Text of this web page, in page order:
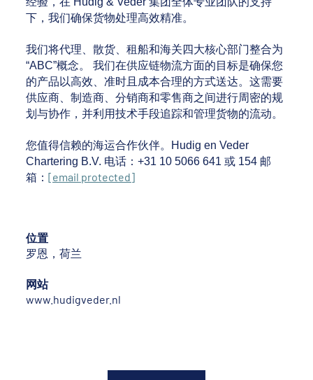
下，我们确保货物处理高效精准。
我们将代理、散货、租船和海关四大核心部门整合为
“ABC”概念。 我们在供应链物流方面的目标是确保您
的产品以高效、准时且成本合理的方式送达。这需要
供应商、制造商、分销商和零售商之间进行周密的规
划与协作，并利用技术手段追踪和管理货物的流动。
您值得信赖的海运合作伙伴。Hudig en Veder
Chartering B.V. 电话：+31 10 5066 641 或 154 邮
箱： [email protected]
位置
罗恩，荷兰
网站
www.hudigveder.nl